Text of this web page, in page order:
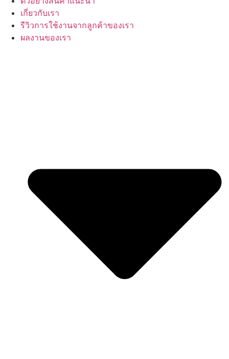
เกี่ยวกับเรา
รีวิวการใช้งานจากลูกค้าของเรา
ผลงานของเรา